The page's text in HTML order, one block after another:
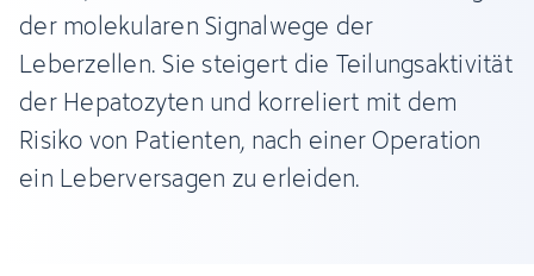
der molekularen Signalwege der
Leberzellen. Sie steigert die Teilungsaktivität
der Hepatozyten und korreliert mit dem
Risiko von Patienten, nach einer Operation
ein Leberversagen zu erleiden.